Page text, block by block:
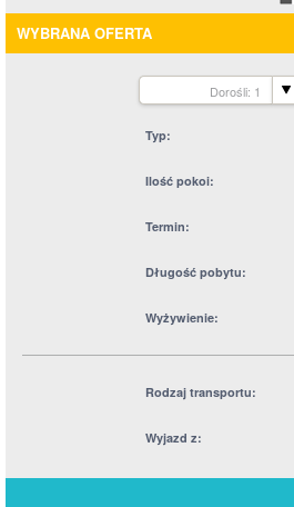
WYBRANA OFERTA
Dorośli: 1
Typ
Ilość pokoi
Termin
Długość pobytu
Wyżywienie
Rodzaj transportu
Wyjazd z